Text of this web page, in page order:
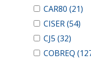
CAR80 (21)
CISER(54)
CJ5 (32)
COBREQ